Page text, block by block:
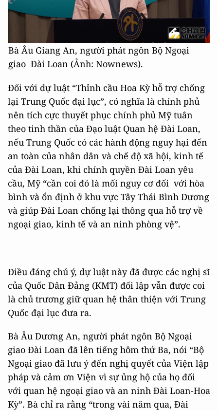
Bà Âu Giang An, người phát ngôn Bộ Ngoại
giao Đài Loan (Ảnh: Nownews).
Đối với dự luật “Thỉnh cầu Hoa Kỳ hỗ trợ chống
lại Trung Quốc đại lục”, có nghĩa là chính phủ
nên tích cực thuyết phục chính phủ Mỹ tuân
theo tinh thần của Đạo luật Quan hệ Đài Loan,
nếu Trung Quốc có các hành động nguy hại đến
an toàn của nhân dân và chế độ xã hội, kinh tế
của Đài Loan, khi chính quyền Đài Loan yêu
cầu, Mỹ “cần coi đó là mối nguy cơ đối với hòa
bình và ổn định ở khu vực Tây Thái Bình Dương
và giúp Đài Loan chống lại thông qua hỗ trợ về
ngoại giao, kinh tế và an ninh phòng vệ”.
Điều đáng chú ý, dự luật này đã được các nghị sĩ
của Quốc Dân Đảng (KMT) đối lập vẫn được coi
là chủ trương giữ quan hệ thân thiện với Trung
Quốc đại lục đưa ra.
Bà Âu Dương An, người phát ngôn Bộ Ngoại
giao Đài Loan đã lên tiếng hôm thứ Ba, nói “Bộ
Ngoại giao đã lưu ý đến nghị quyết của Viện lập
pháp và cảm ơn Viện vì sự ủng hộ của họ đối
với quan hệ ngoại giao và an ninh Đài Loan-Hoa
Kỳ”. Bà chỉ ra rằng “trong vài năm qua, Đài